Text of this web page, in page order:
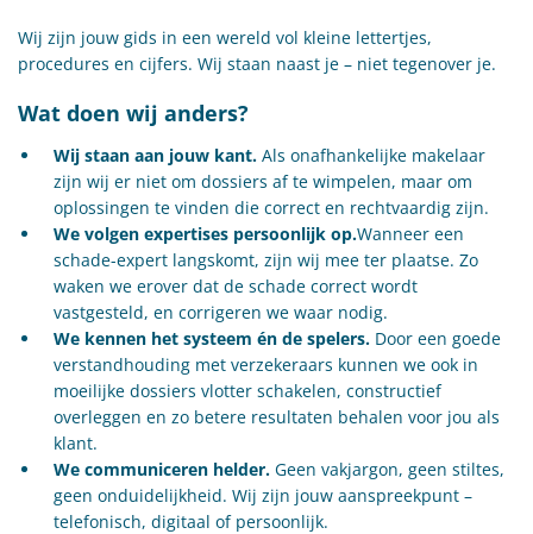
Wij zijn jouw gids in een wereld vol kleine lettertjes,
procedures en cijfers. Wij staan naast je – niet tegenover je.
Wat doen wij anders?
Wij staan aan jouw kant. Als onafhankelijke makelaar
zijn wij er niet om dossiers af te wimpelen, maar om
oplossingen te vinden die correct en rechtvaardig zijn.
We volgen expertises persoonlijk op.Wanneer een
schade-expert langskomt, zijn wij mee ter plaatse. Zo
waken we erover dat de schade correct wordt
vastgesteld, en corrigeren we waar nodig.
We kennen het systeem én de spelers. Door een goede
verstandhouding met verzekeraars kunnen we ook in
moeilijke dossiers vlotter schakelen, constructief
overleggen en zo betere resultaten behalen voor jou als
klant.
We communiceren helder. Geen vakjargon, geen stiltes,
geen onduidelijkheid. Wij zijn jouw aanspreekpunt –
telefonisch, digitaal of persoonlijk.